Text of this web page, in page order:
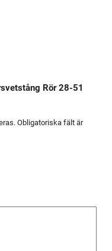
Rör 28-51
Obligatoriska fält är